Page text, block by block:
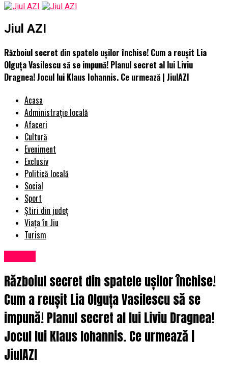
Jiul AZI
Războiul secret din spatele ușilor închise! Cum a reușit Lia
Olguța Vasilescu să se impună! Planul secret al lui Liviu
Dragnea! Jocul lui Klaus Iohannis. Ce urmează | JiulAZI
Acasa
Administrație locală
Afaceri
Cultură
Eveniment
Exclusiv
Politică locală
Social
Sport
Știri din județ
Viața în Jiu
Turism
Războiul secret din spatele ușilor închise!
Cum a reușit Lia Olguța Vasilescu să se
impună! Planul secret al lui Liviu Dragnea!
Jocul lui Klaus Iohannis. Ce urmează |
JiulAZI